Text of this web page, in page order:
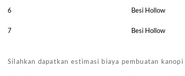
6 Besi Hollow
7 Besi Hollow
Silahkan dapatkan estimasi biaya pembuatan